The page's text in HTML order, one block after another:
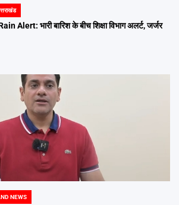
Alert: भारी बारिश के बीच शिक्षा विभाग अलर्ट, जर्जर
NEWS